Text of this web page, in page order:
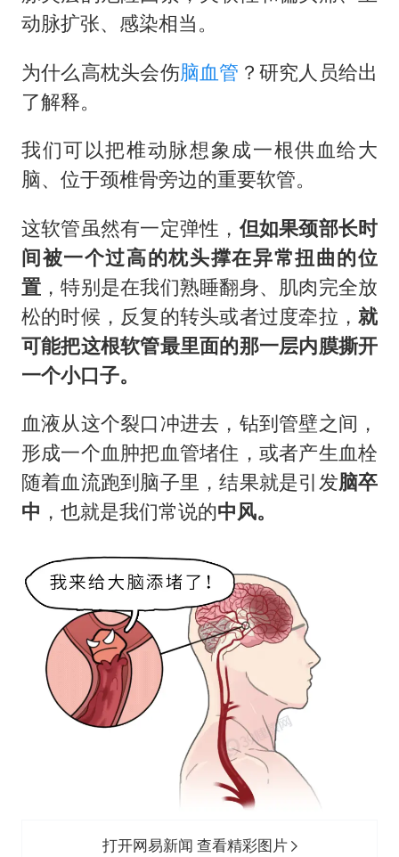
动脉扩张、感染相当。
为什么高枕头会伤脑血管 ？研究人员给出
了解释。
我们可以把椎动脉想象成一根供血给大
脑、位于颈椎骨旁边的重要软管。
这软管虽然有一定弹性， 但如果颈部长时
间被一个过高的枕头撑在异常扭曲的位
置 ，特别是在我们熟睡翻身、肌肉完全放
松的时候，反复的转头或者过度牵拉，就
可能把这根软管最里面的那一层内膜撕开
一个小口子。
血液从这个裂口冲进去，钻到管壁之间，
形成一个血肿把血管堵住，或者产生血栓
随着血流跑到脑子里，结果就是引发脑卒
中 ，也就是我们常说的中风。
打开网易新闻 查看精彩图片